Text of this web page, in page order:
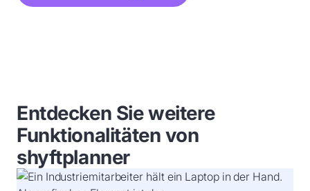
Entdecken Sie weitere
Funktionalitäten von
shyftplanner